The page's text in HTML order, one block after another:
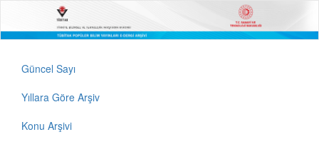
Güncel Sayı
Yıllara Göre Arşiv
Konu Arşivi